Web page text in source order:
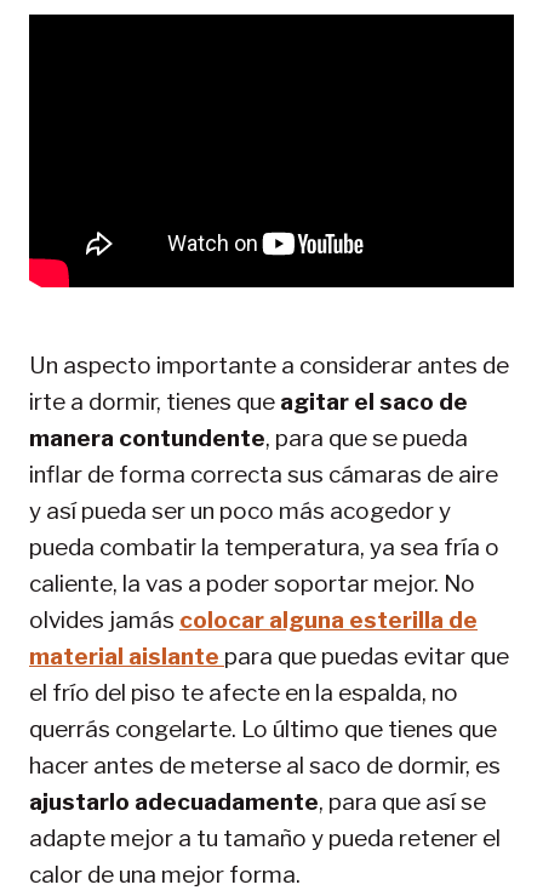
Un aspecto importante a considerar antes de
irte a dormir, tienes que agitar el saco de
manera contundente, para que se pueda
inflar de forma correcta sus cámaras de aire
y así pueda ser un poco más acogedor y
pueda combatir la temperatura, ya sea fría o
caliente, la vas a poder soportar mejor. No
olvides jamás colocar alguna esterilla de
material aislante para que puedas evitar que
el frío del piso te afecte en la espalda, no
querrás congelarte. Lo último que tienes que
hacer antes de meterse al saco de dormir, es
ajustarlo adecuadamente, para que así se
adapte mejor a tu tamaño y pueda retener el
calor de una mejor forma.